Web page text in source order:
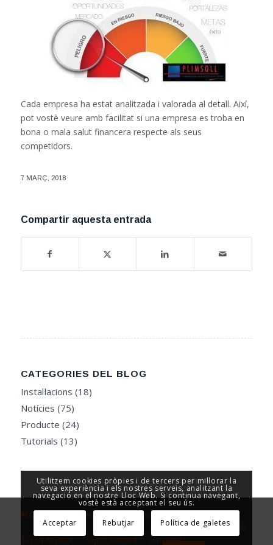
Cada empresa ha estat analitzada i valorada al detall. Així,
pot vostè veure amb facilitat si una empresa es troba en
bona o mala salut financera respecte als seus
competidors.
7 MARÇ, 2018
Compartir aquesta entrada
CATEGORIES DEL BLOG
Instal·lacions (18)
Notícies (75)
Producte (24)
Tutorials (13)
ACCESOR - Seguretat i Control d’Accesos
Suport Anydesk Suport Rustdesk Avís legal
Utilitzem cookies pròpies i de tercers per millorar la
seva experiència i els nostres serveis, analitzant la
navegació en el nostre Lloc Web. Si continua navegant,
vostè està acceptant el seu ús.
Acceptar
Rebutjar Política de galetes